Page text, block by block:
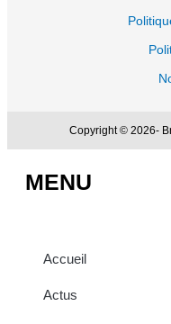
Copyright © 2026-
MENU
Accueil
Actus